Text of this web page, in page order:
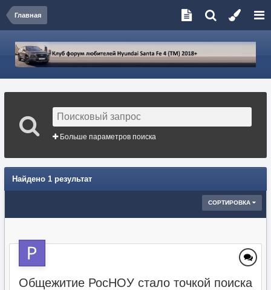
Главная
Больше параметров поиска
Найдено 1 результат
СОРТИРОВКА
Общежитие РосНОУ стало точкой поиска